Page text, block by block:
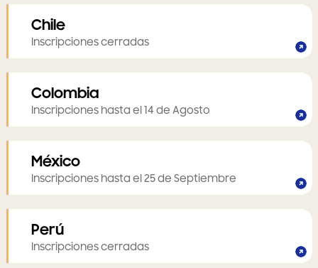
Chile
Inscripciones cerradas
Colombia
Inscripciones hasta el 14 de Agosto
México
Inscripciones hasta el 25 de Septiembre
Perú
Inscripciones cerradas